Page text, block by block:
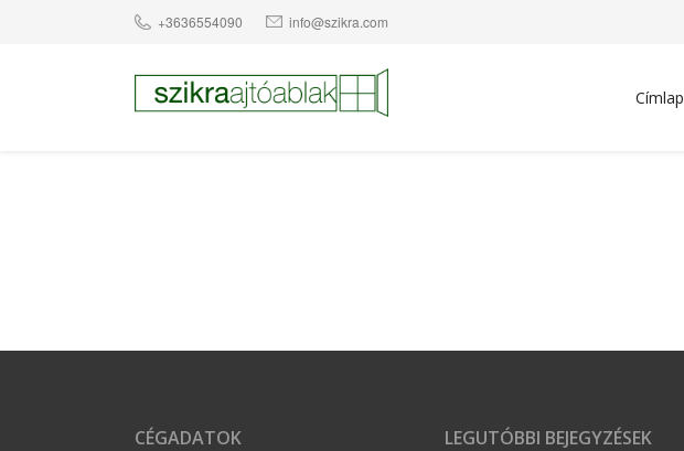
+3636554090 info@szikra.com
Címlap
CÉGADATOK LEGUTÓBBI BEJEGYZÉSEK